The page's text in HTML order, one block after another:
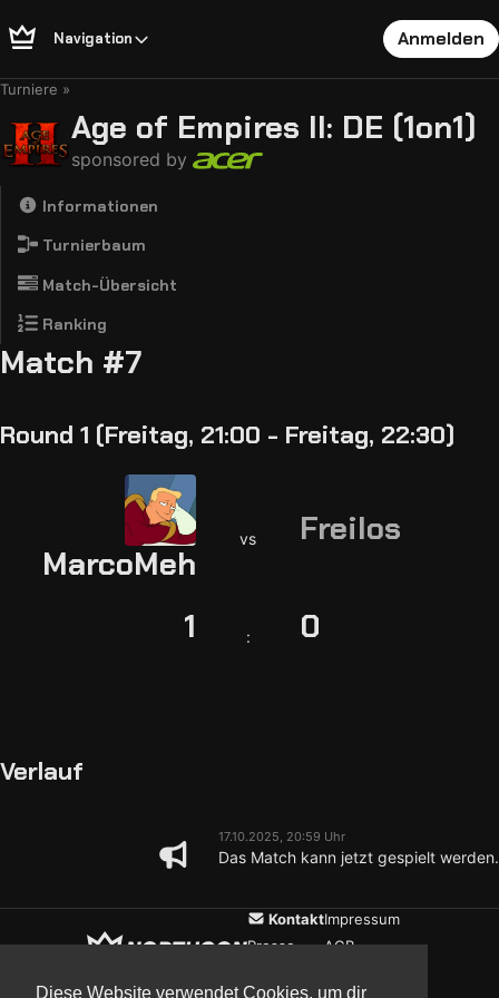
Diese Website verwendet Cookies, um dir
Navigation Anmelden
Turniere
Age of Empires II: DE (1on1)
sponsored by
Informationen
Turnierbaum
Match-Übersicht
Ranking
Match #7
Round 1 (Freitag, 21:00 - Freitag, 22:30)
MarcoMeh
vs Freilos
1 : 0
Verlauf
17.10.2025, 20:59 Uhr
Das Match kann jetzt gespielt werden.
Kontakt
Presse
Impressum
AGB